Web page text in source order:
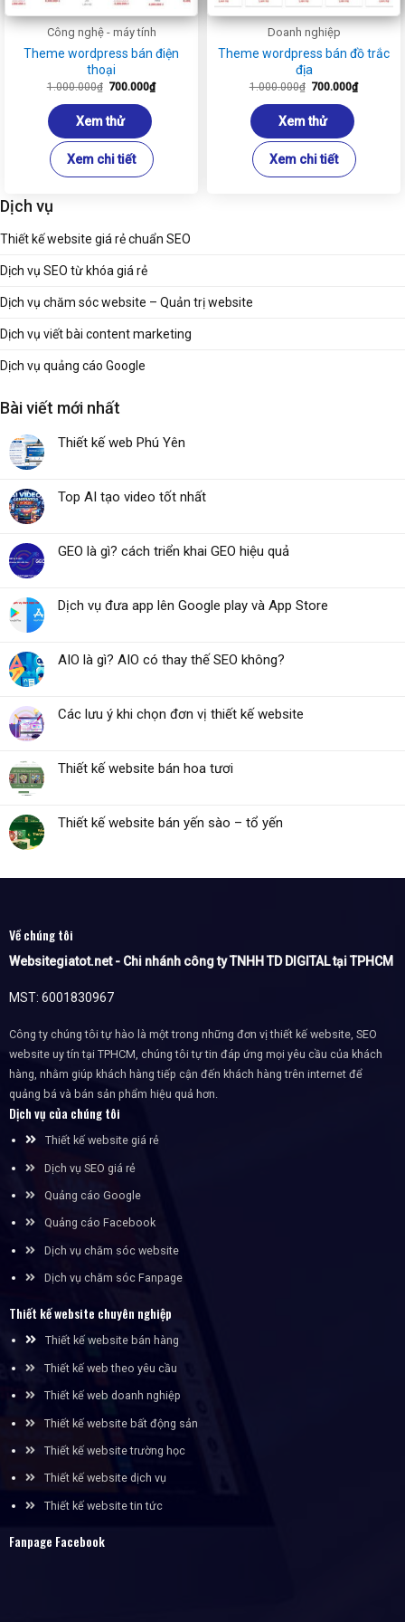
Công nghệ - máy tính
Theme wordpress bán điện
thoại
1.000.000₫ Giá
là:
1.000.000₫.
700.000₫Giá
hiện
Xem thử
Xem chi tiết
Doanh nghiệp
Theme wordpress bán đồ trắc
địa
1.000.000₫ Giá
là:
1.000.000₫.
700.000₫Giá
hiện
Xem thử
Xem chi tiết
Dịch vụ
Thiết kế website giá rẻ chuẩn SEO
Dịch vụ SEO từ khóa giá rẻ
Dịch vụ chăm sóc website – Quản trị website
Dịch vụ viết bài content marketing
Dịch vụ quảng cáo Google
Bài viết mới nhất
Thiết kế web Phú Yên
Top AI tạo video tốt nhất
GEO là gì? cách triển khai GEO hiệu quả
Dịch vụ đưa app lên Google play và App Store
AIO là gì? AIO có thay thế SEO không?
Các lưu ý khi chọn đơn vị thiết kế website
Thiết kế website bán hoa tươi
Thiết kế website bán yến sào – tổ yến
Về chúng tôi
Websitegiatot.net - Chi nhánh công ty TNHH TD DIGITAL tại TPHCM
MST: 6001830967
Công ty chúng tôi tự hào là một trong những đơn vị thiết kế website, SEO
website uy tín tại TPHCM, chúng tôi tự tin đáp ứng mọi yêu cầu của khách
hàng, nhằm giúp khách hàng tiếp cận đến khách hàng trên internet để
quảng bá và bán sản phẩm hiệu quả hơn.
Dịch vụ của chúng tôi
Thiết kế website giá rẻ
Dịch vụ SEO giá rẻ
Quảng cáo Google
Quảng cáo Facebook
Dịch vụ chăm sóc website
Dịch vụ chăm sóc Fanpage
Thiết kế website chuyên nghiệp
Thiết kế website bán hàng
Thiết kế web theo yêu cầu
Thiết kế web doanh nghiệp
Thiết kế website bất động sản
Thiết kế website trường học
Thiết kế website dịch vụ
Thiết kế website tin tức
Fanpage Facebook